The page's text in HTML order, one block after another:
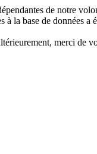
de notre
à la base de données a
merci de